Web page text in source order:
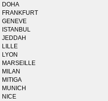
DOHA
FRANKFURT
GENEVE
ISTANBUL
JEDDAH
LILLE
LYON
MARSEILLE
MILAN
MITIGA
MUNICH
NICE